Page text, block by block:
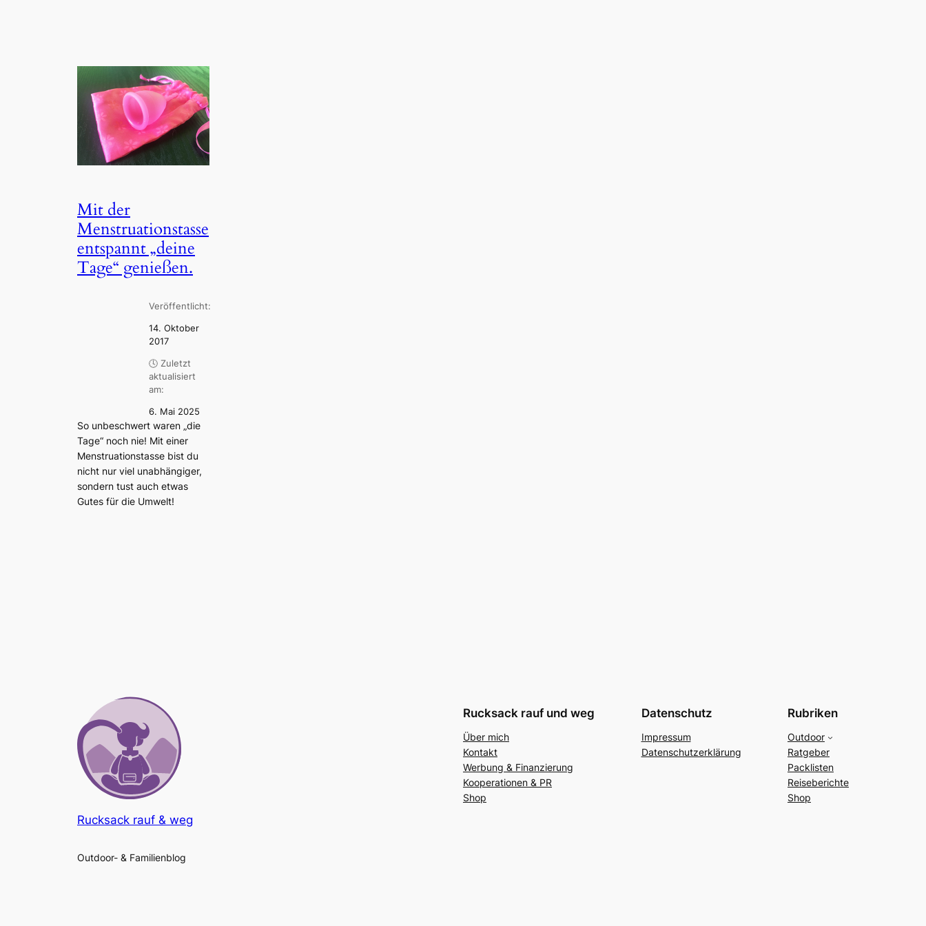
Mit der
Menstruationstasse
entspannt „deine
Tage“ genießen.
Veröffentlicht:
14. Oktober
2017
🕓 Zuletzt
aktualisiert
am:
6. Mai 2025
So unbeschwert waren „die
Tage“ noch nie! Mit einer
Menstruationstasse bist du
nicht nur viel unabhängiger,
sondern tust auch etwas
Gutes für die Umwelt!
Rucksack rauf & weg
Outdoor- & Familienblog
Rucksack rauf und weg
Über mich
Kontakt
Werbung & Finanzierung
Kooperationen & PR
Shop
Datenschutz
Impressum
Datenschutzerklärung
Rubriken
Outdoor
Ratgeber
Packlisten
Reiseberichte
Shop